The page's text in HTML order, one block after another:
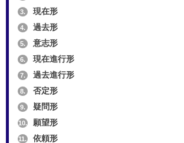
3. 現在形
4. 過去形
5. 意志形
6. 現在進行形
7. 過去進行形
8. 否定形
9. 疑問形
10. 願望形
11. 依頼形